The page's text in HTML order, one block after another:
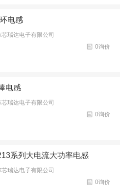
电感
瑞达电子有限公司
0询价
电感
瑞达电子有限公司
0询价
系列大电流大功率电感
瑞达电子有限公司
0询价